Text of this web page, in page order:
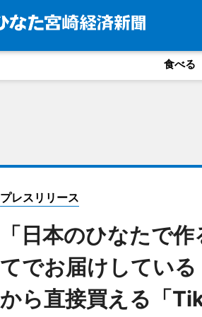
食べる
プレスリリース
「日本のひなたで
てでお届けしてい
から直接買える「